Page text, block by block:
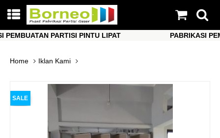
PARTISI PINTU LIPAT
PABRIKASI
Home
Iklan Kami
SALE